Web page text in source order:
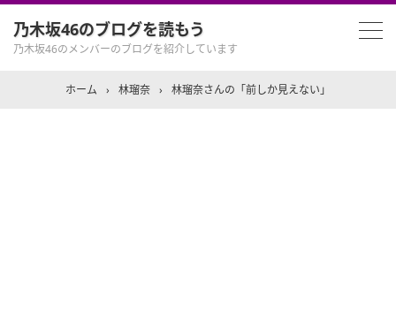
乃木坂46のブログを読もう
乃木坂46のメンバーのブログを紹介しています
ホーム › 林瑠奈 › 林瑠奈さんの「前しか見えない」